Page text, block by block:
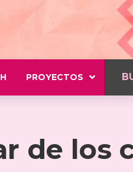
PROYECTOS
de los